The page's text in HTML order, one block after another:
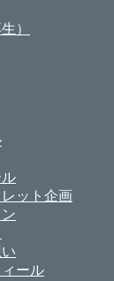
）
ット企画
ール